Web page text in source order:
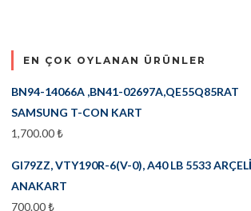
EN ÇOK OYLANAN ÜRÜNLER
BN94-14066A ,BN41-02697A,QE55Q85RAT
SAMSUNG T-CON KART
1,700.00₺
GI79ZZ, VTY190R-6(V-0), A40 LB 5533
ANAKART
700.00₺